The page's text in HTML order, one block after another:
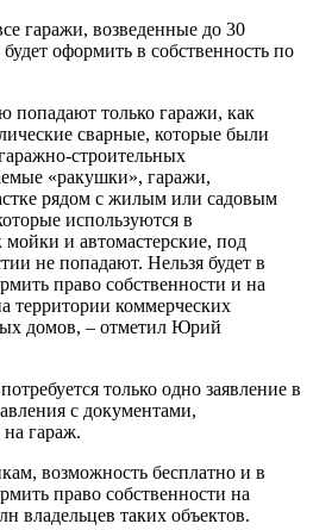
гаражи, возведенные до 30
оформить в собственность по
только гаражи, как
сварные, которые были
строительных
«ракушки», гаражи,
рядом с жилым или садовым
используются в
мойки и автомастерские, под
не попадают. Нельзя будет в
право собственности и на
территории коммерческих
домов, – отметил Юрий
только одно заявление в
с документами,
гараж.
возможность бесплатно и в
право собственности на
владельцев таких объектов.